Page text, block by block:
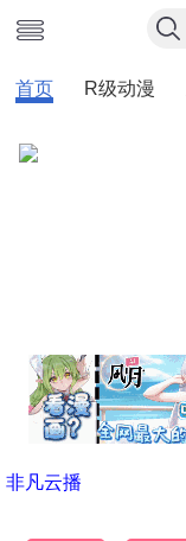
首页 R级动漫
非凡云播